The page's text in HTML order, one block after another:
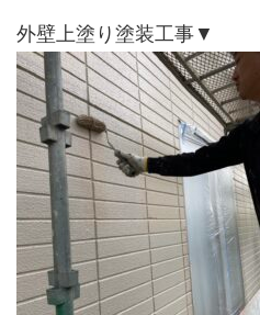
外壁上塗り塗装工事▼